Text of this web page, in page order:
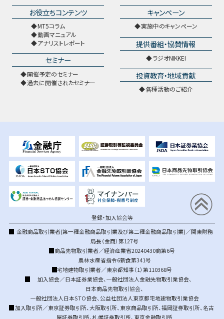
お役立ちコンテンツ
MT5コラム
動画マニュアル
アナリストレポート
セミナー
開催予定のセミナー
過去に開催されたセミナー
キャンペーン
実施中のキャンペーン
提供番組・協賛情報
ラジオNIKKEI
投資教育・地域貢献
各種活動のご紹介
登録・加入協会等
金融商品取引業者(第一種金融商品取引業及び第二種金融商品取引業)／関東財務
局長（金商）第127号
商品先物取引業者／経済産業省20240430商第6号
農林水産省指令6新食第341号
宅地建物取引業者／東京都知事（1）第110368号
加入協会／日本証券業協会、 一般社団法人金融先物取引業協会、
日本商品先物取引協会、
一般社団法人日本STO協会、 公益社団法人東京都宅地建物取引業協会
加入取引所／東京証券取引所、大阪取引所、 東京商品取引所、福岡証券取引所、名古
屋証券取引所、札幌証券取引所、 東京金融取引所